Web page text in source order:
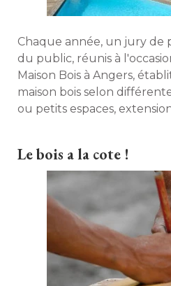
Chaque année, un jury de
du public, réunis à
Maison Bois à Angers,
maison bois selon
ou petits espaces,
Le bois a la cote !